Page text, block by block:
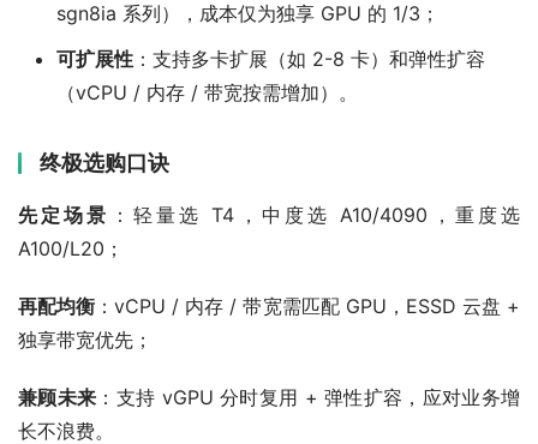
sgn8ia 系列），成本仅为独享 GPU 的 1/3；
可扩展性 ：支持多卡扩展（如 2-8 卡）和弹性扩容
（vCPU / 内存 / 带宽按需增加）。
终极选购口诀
先定场景 ：轻量选 T4，中度选 A10/4090，重度选
A100/L20；
再配均衡 ：vCPU / 内存 / 带宽需匹配 GPU，ESSD 云盘 +
独享带宽优先；
兼顾未来 ：支持 vGPU 分时复用 + 弹性扩容，应对业务增
长不浪费。